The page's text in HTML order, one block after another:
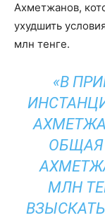
Ахметжанов,
ухудшить
млн тенге.
«В
ОБЩАЯ
МЛН